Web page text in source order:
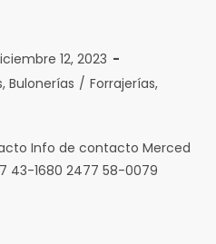
12, 2023
Bulonerías / Forrajerías,
Info de contacto Merced
43-1680 2477 58-0079